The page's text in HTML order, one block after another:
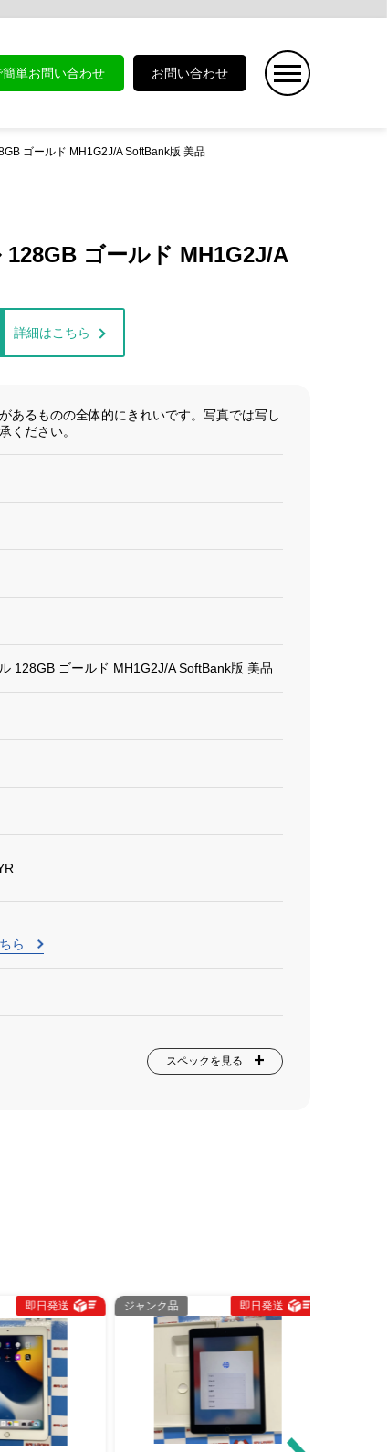
簡単お問い合わせ お問い合わせ
ゴールド MH1G2J/A SoftBank版 美品
ゴールド MH1G2J/A
詳細はこちら
あるものの全体的にきれいです。写真では写し
ください。
128GB ゴールド MH1G2J/A SoftBank版 美品
ら
スペックを見る
即日発送 ジャンク品 即日発送